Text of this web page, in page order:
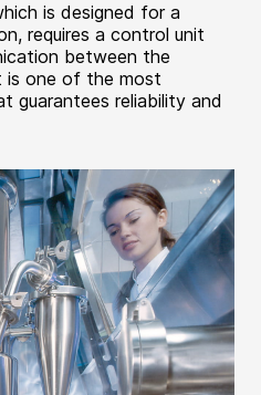
is designed for a
requires a control unit
between the
one of the most
guarantees reliability and